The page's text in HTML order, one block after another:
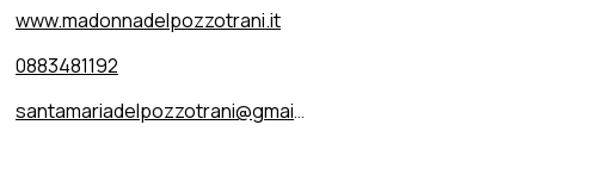
www.madonnadelpozzotrani.it
0883481192
santamariadelpozzotrani@gmail.com